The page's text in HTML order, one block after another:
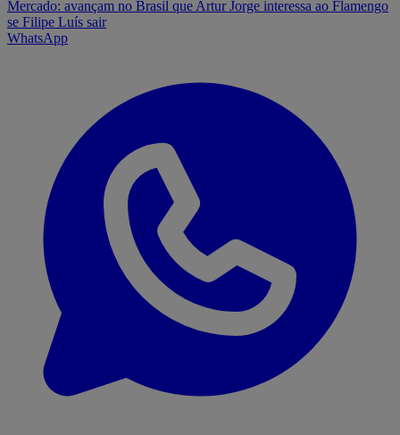
Mercado: avançam no Brasil que Artur Jorge interessa ao Flamengo
se Filipe Luís sair
WhatsApp